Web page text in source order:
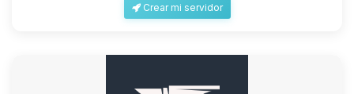
Crear mi servidor